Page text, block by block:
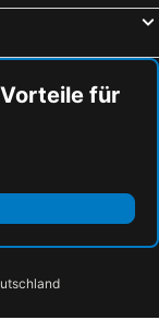
Puchas Kukmirn
Flasch
für